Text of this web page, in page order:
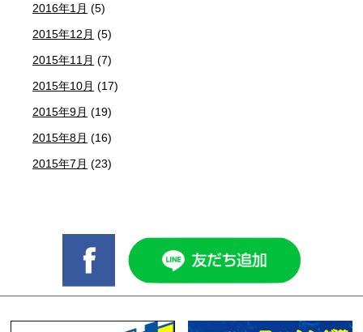
2016年1月 (5)
2015年12月 (5)
2015年11月 (7)
2015年10月 (17)
2015年9月 (19)
2015年8月 (16)
2015年7月 (23)